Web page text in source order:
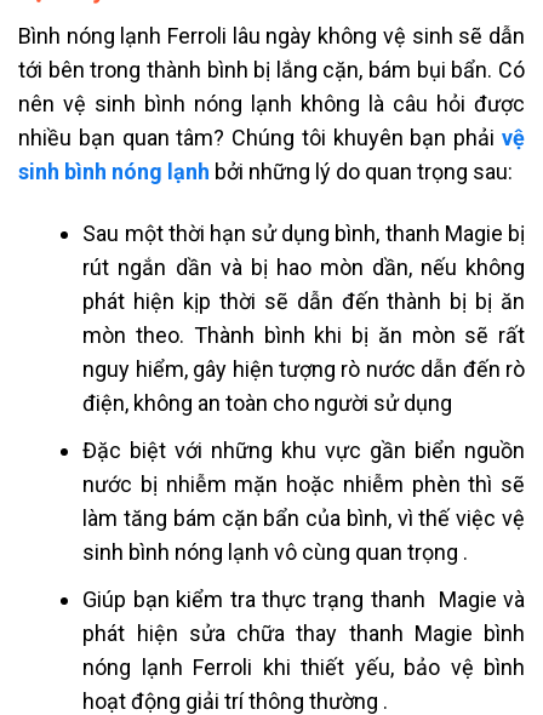
Bình nóng lạnh Ferroli lâu ngày không vệ sinh sẽ dẫn
tới bên trong thành bình bị lắng cặn, bám bụi bẩn. Có
nên vệ sinh bình nóng lạnh không là câu hỏi được
nhiều bạn quan tâm? Chúng tôi khuyên bạn phải vệ
sinh bình nóng lạnh bởi những lý do quan trọng sau:
Sau một thời hạn sử dụng bình, thanh Magie bị
rút ngắn dần và bị hao mòn dần, nếu không
phát hiện kịp thời sẽ dẫn đến thành bị bị ăn
mòn theo. Thành bình khi bị ăn mòn sẽ rất
nguy hiểm, gây hiện tượng rò nước dẫn đến rò
điện, không an toàn cho người sử dụng
Đặc biệt với những khu vực gần biển nguồn
nước bị nhiễm mặn hoặc nhiễm phèn thì sẽ
làm tăng bám cặn bẩn của bình, vì thế việc vệ
sinh bình nóng lạnh vô cùng quan trọng .
Giúp bạn kiểm tra thực trạng thanh Magie và
phát hiện sửa chữa thay thanh Magie bình
nóng lạnh Ferroli khi thiết yếu, bảo vệ bình
hoạt động giải trí thông thường .